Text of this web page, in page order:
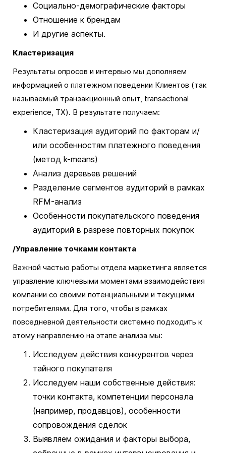
Социально-демографические факторы
Отношение к брендам
И другие аспекты.
Кластеризация
Результаты опросов и интервью мы дополняем
информацией о платежном поведении Клиентов (так
называемый транзакционный опыт, transactional
experience, TX). В результате получаем:
Кластеризация аудиторий по факторам и/
или особенностям платежного поведения
(метод k-means)
Анализ деревьев решений
Разделение сегментов аудиторий в рамках
RFM-анализ
Особенности покупательского поведения
аудиторий в разрезе повторных покупок
/Управление точками контакта
Важной частью работы отдела маркетинга является
управление ключевыми моментами взаимодействия
компании со своими потенциальными и текущими
потребителями. Для того, чтобы в рамках
повседневной деятельности системно подходить к
этому направлению на этапе анализа мы:
Исследуем действия конкурентов через
тайного покупателя
Исследуем наши собственные действия:
точки контакта, компетенции персонала
(например, продавцов), особенности
сопровождения сделок
Выявляем ожидания и факторы выбора,